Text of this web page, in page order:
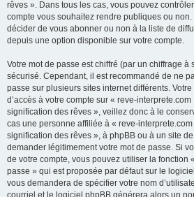
rêves ». Dans tous les cas, vous pouvez
compte vous souhaitez rendre publiques ou
décider de vous abonner ou non à la liste de
depuis une option disponible sur votre compte.
Votre mot de passe est chiffré (par un chiffrage à
sécurisé. Cependant, il est recommandé de ne
passe sur plusieurs sites internet différents.
d’accès à votre compte sur « reve-
signification des rêves », veillez donc à le
cas une personne affiliée à « reve-
signification des rêves », à phpBB ou à un site
demander légitimement votre mot de passe. Si
de votre compte, vous pouvez utiliser la fonction
passe » qui est proposée par défaut sur le
vous demandera de spécifier votre nom
courriel et le logiciel phpBB générera alors un